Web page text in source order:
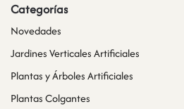
Categorías
Novedades
Jardines Verticales Artificiales
Plantas y Árboles Artificiales
Plantas Colgantes